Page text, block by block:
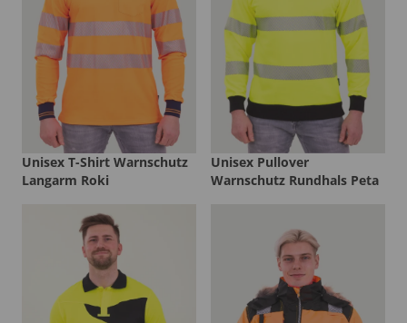
Unisex T-Shirt Warnschutz
Langarm Roki
Unisex Pullover
Warnschutz Rundhals Peta